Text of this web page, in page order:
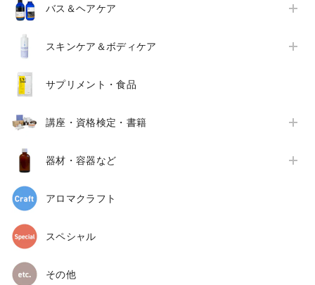
バス＆ヘアケア
スキンケア＆ボディケア
サプリメント・食品
講座・資格検定・書籍
器材・容器など
アロマクラフト
スペシャル
その他